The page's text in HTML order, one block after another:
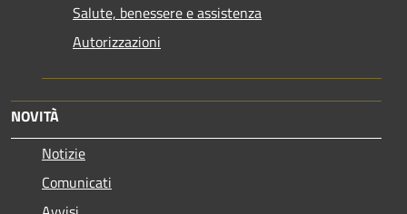
Salute, benessere e assistenza
Autorizzazioni
NOVITÀ
Notizie
Comunicati